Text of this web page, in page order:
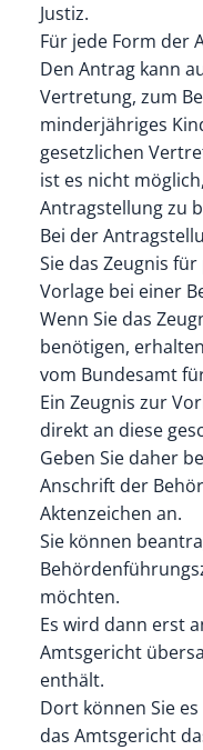
Justiz.
Für jede Form der
Den Antrag kann
Vertretung, zum
minderjähriges
gesetzlichen
ist es nicht
Antragstellung zu
Bei der
Sie das Zeugnis
Vorlage bei einer
Wenn Sie das
benötigen,
vom Bundesamt
Ein Zeugnis zur
direkt an diese
Geben Sie daher
Anschrift der
Aktenzeichen an.
Sie können
möchten.
Es wird dann erst
Amtsgericht
enthält.
Dort können Sie
das Amtsgericht